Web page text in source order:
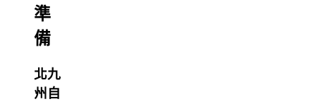
準
備
北九
州自